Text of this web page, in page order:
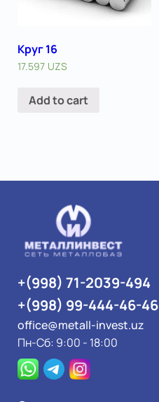
Круг 16
17.597 UZS
Add to cart
+(998) 71-2039-494
+(998) 99-444-46-46
office@metall-invest.uz
Пн-Сб: 9:00 - 18:00